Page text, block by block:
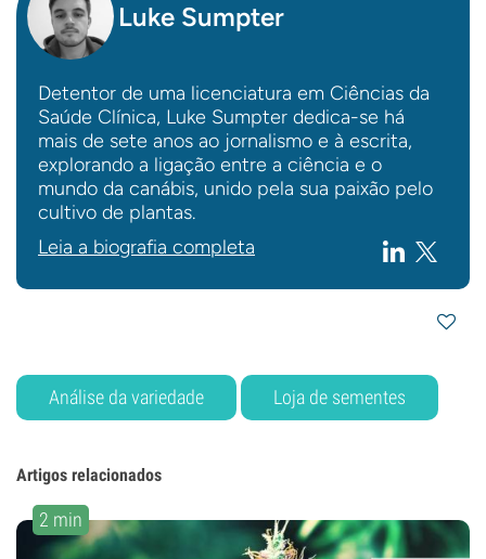
Luke Sumpter
Detentor de uma licenciatura em Ciências da
Saúde Clínica, Luke Sumpter dedica-se há
mais de sete anos ao jornalismo e à escrita,
explorando a ligação entre a ciência e o
mundo da canábis, unido pela sua paixão pelo
cultivo de plantas.
Leia a biografia completa
Análise da variedade Loja de sementes
Artigos relacionados
2 min